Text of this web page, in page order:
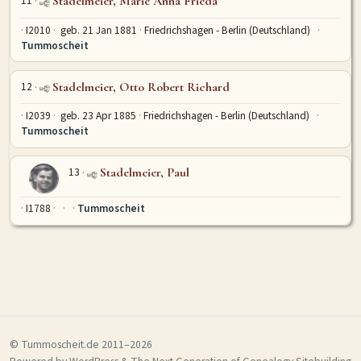
I2010 geb. 21 Jan 1881 Friedrichshagen - Berlin (Deutschland)
Tummoscheit
12 Stadelmeier, Otto Robert Richard
I2039 geb. 23 Apr 1885 Friedrichshagen - Berlin (Deutschland)
Tummoscheit
13 Stadelmeier, Paul
I1788 Tummoscheit
© Tummoscheit.de 2011–2026